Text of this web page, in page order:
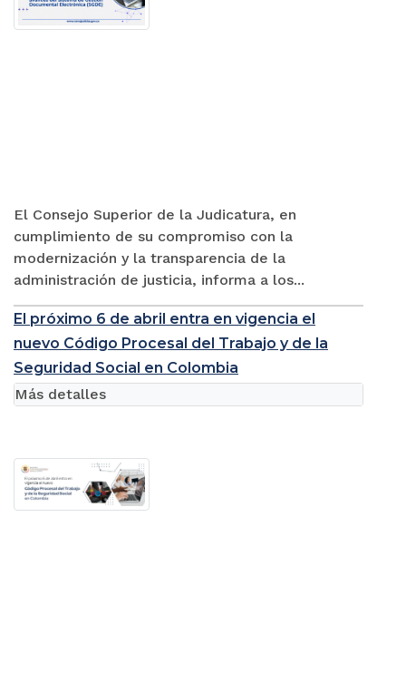
El Consejo Superior de la Judicatura, en
cumplimiento de su compromiso con la
modernización y la transparencia de la
administración de justicia, informa a los...
El próximo 6 de abril entra en vigencia el
nuevo Código Procesal del Trabajo y de la
Seguridad Social en Colombia
Más detalles